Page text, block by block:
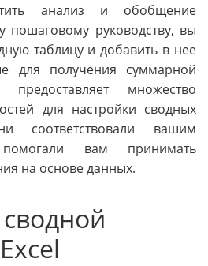
анализ и обобщение
пошаговому руководству, вы
таблицу и добавить в нее
для получения суммарной
множество
для настройки сводных
соответствовали вашим
вам принимать
на основе данных.